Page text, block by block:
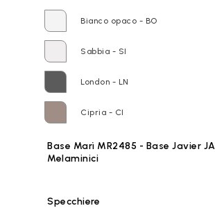
Bianco opaco - BO
Sabbia - SI
London - LN
Cipria - CI
Base Marì MR2485 - Base Javier
Melaminici
Specchiere